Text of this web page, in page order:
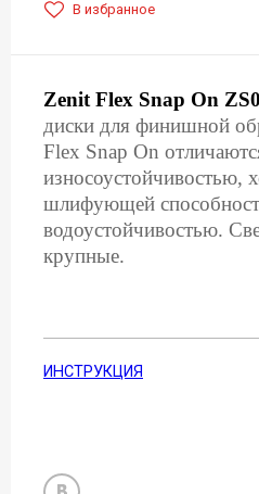
В избранное
Zenit Flex Snap On
диски для финишной
Flex Snap Оn
износоустойчивостью,
шлифующей
водоустойчивостью.
крупные.
ИНСТРУКЦИЯ